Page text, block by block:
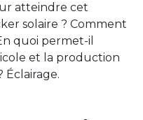
atteindre cet
solaire ? Comment
quoi permet-il
et la production